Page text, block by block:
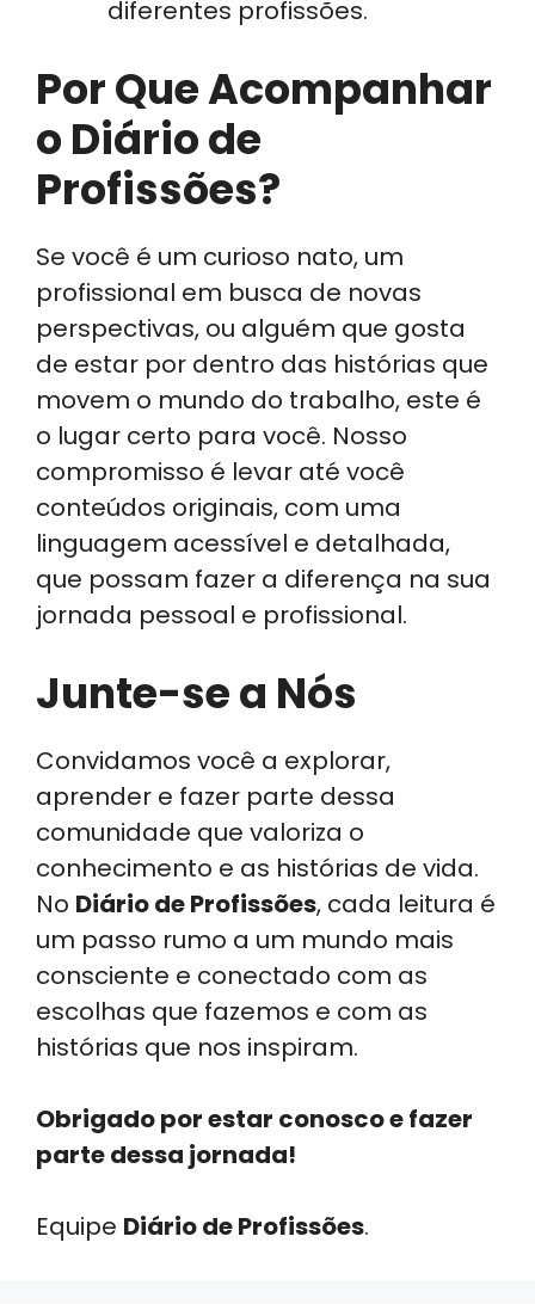
diferentes profissões.
Por Que Acompanhar
o Diário de
Profissões?
Se você é um curioso nato, um
profissional em busca de novas
perspectivas, ou alguém que gosta
de estar por dentro das histórias que
movem o mundo do trabalho, este é
o lugar certo para você. Nosso
compromisso é levar até você
conteúdos originais, com uma
linguagem acessível e detalhada,
que possam fazer a diferença na sua
jornada pessoal e profissional.
Junte-se a Nós
Convidamos você a explorar,
aprender e fazer parte dessa
comunidade que valoriza o
conhecimento e as histórias de vida.
No Diário de Profissões, cada leitura é
um passo rumo a um mundo mais
consciente e conectado com as
escolhas que fazemos e com as
histórias que nos inspiram.
Obrigado por estar conosco e fazer
parte dessa jornada!
Equipe Diário de Profissões.